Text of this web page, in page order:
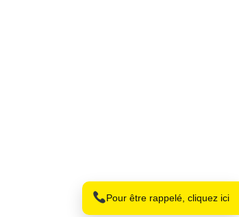
Pour être rappelé, cliquez ici
Téléphone